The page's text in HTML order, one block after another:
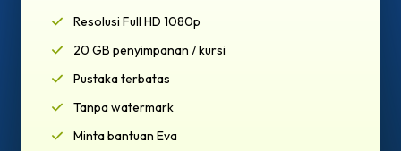
Resolusi Full HD 1080p
20 GB penyimpanan / kursi
Pustaka terbatas
Tanpa watermark
Minta bantuan Eva